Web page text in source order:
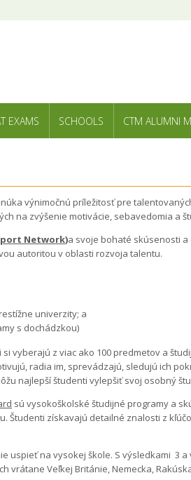
EXAMS SCHOOLS CTM ALUMNI
výnimočnú príležitosť pre
na zvýšenie motivácie, sebavedomia a
Network)a svoje bohaté skúsenosti
autoritou v oblasti rozvoja talentu.
univerzity; a
s dochádzkou)
vyberajú z viac ako 100 predmetov a
radia im, sprevádzajú, sledujú ich
najlepší študenti vylepšiť svoj osobný
sú vysokoškolské študijné programy a
Študenti získavajú detailné znalosti z
uspieť na vysokej škole. S výsledkami 3
vrátane Veľkej Británie, Nemecka,